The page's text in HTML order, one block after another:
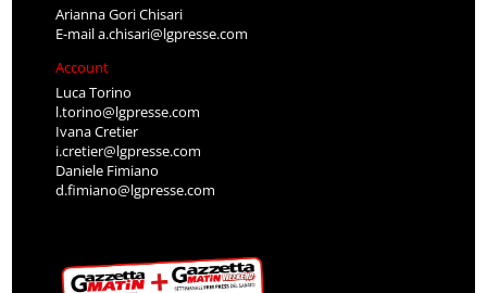
Arianna Gori Chisari
E-maila.chisari@lgpresse.com
Account
Luca Torino
l.torino@lgpresse.com
Ivana Cretier
i.cretier@lgpresse.com
Daniele Fimiano
d.fimiano@lgpresse.com